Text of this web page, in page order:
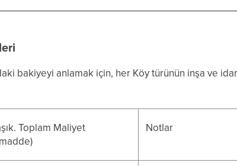
bakiyeyi anlamak için, her Köy türünün inşa ve
Toplam Maliyet
Notlar